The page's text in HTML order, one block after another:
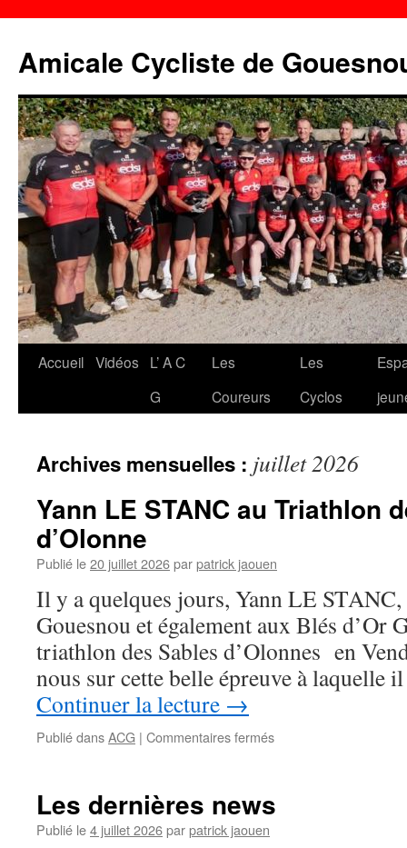
contenu
Amicale Cycliste de
Accueil Vidéos
L’ A C
G
Les
Coureurs
Les
Cyclos
Archives mensuelles : juillet 2026
Yann LE STANC au Triathlon
d’Olonne
Publié le20 juillet 2026parpatrick jaouen
Il y a quelques jours, Yann LE STANC,
Gouesnou et également aux Blés d’Or
triathlon des Sables d’Olonnes en
nous sur cette belle épreuve à
Continuer la lecture →
Publié dansACG | Commentaires ferméssur
au
Les dernières news
Publié le4 juillet 2026parpatrick jaouen